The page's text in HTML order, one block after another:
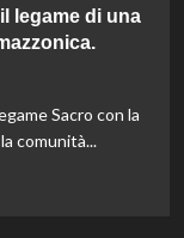
legame di una
Sacro con la
comunità...